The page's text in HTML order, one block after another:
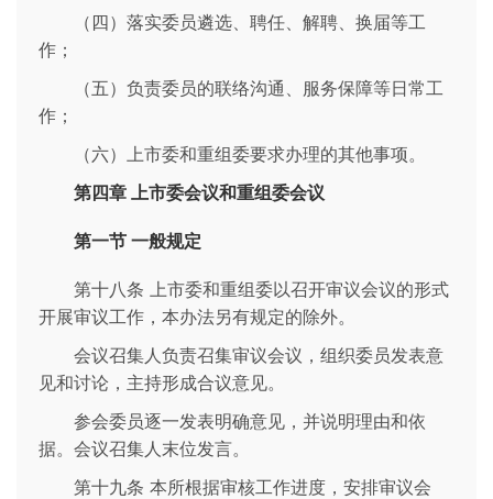
（四）落实委员遴选、聘任、解聘、换届等工
作；
（五）负责委员的联络沟通、服务保障等日常工
作；
（六）上市委和重组委要求办理的其他事项。
第四章 上市委会议和重组委会议
第一节 一般规定
第十八条 上市委和重组委以召开审议会议的形式
开展审议工作，本办法另有规定的除外。
会议召集人负责召集审议会议，组织委员发表意
见和讨论，主持形成合议意见。
参会委员逐一发表明确意见，并说明理由和依
据。会议召集人末位发言。
第十九条 本所根据审核工作进度，安排审议会